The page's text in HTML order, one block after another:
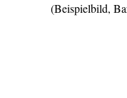
(Beispielbild,